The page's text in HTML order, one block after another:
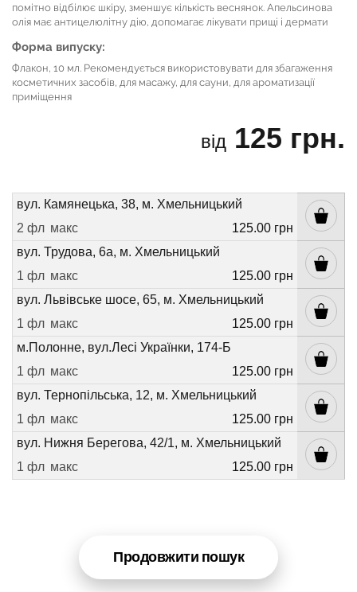
помітно відбілює шкіру, зменшує кількість веснянок. Апельсинова
олія має антицелюлітну дію, допомагає лікувати прищі і дермати
Форма випуску:
Флакон, 10 мл. Рекомендується використовувати для збагаження
косметичних засобів, для масажу, для сауни, для ароматизації
приміщення
від 125 грн.
вул. Камянецька, 38, м. Хмельницький
2 фл макс
125.00 грн
вул. Трудова, 6а, м. Хмельницький
1 фл макс
125.00 грн
вул. Львівське шосе, 65, м. Хмельницький
1 фл макс
125.00 грн
м.Полонне, вул.Лесі Українки, 174-Б
1 фл макс
125.00 грн
вул. Тернопільська, 12, м. Хмельницький
1 фл макс
125.00 грн
вул. Нижня Берегова, 42/1, м. Хмельницький
1 фл макс 125.00 грн
Продовжити пошук